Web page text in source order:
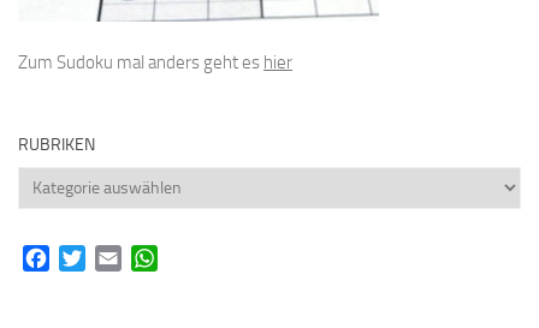
Zum Sudoku mal anders geht es hier
RUBRIKEN
Rubriken
FacebookTwitterEmail